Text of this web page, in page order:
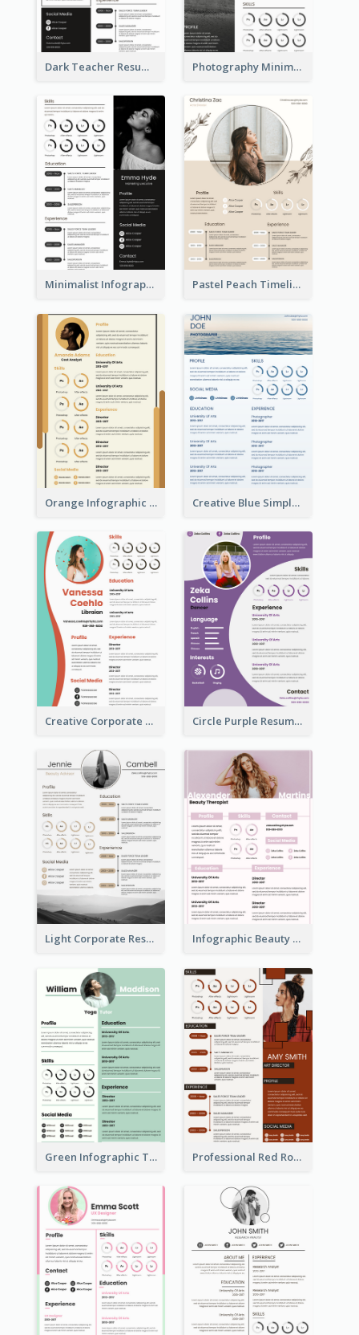
Dark Teacher Resume Photography Minimalist Design Resume
Minimalist Infographic Resume Pastel Peach Timeline Resume
Orange Infographic Market Analyst Resume Creative Blue Simple Resume
Creative Corporate Teal Resume Circle Purple Resume
Light Corporate Resume Infographic Beauty Consultant Resume
Green Infographic Teacher Resume Professional Red Rouge Resume